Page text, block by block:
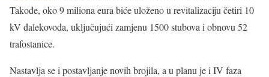
Takođe, oko 9 miliona eura biće uloženo u revitalizaciju četiri 10
kV dalekovoda, uključujući zamjenu 1500 stubova i obnovu 52
trafostanice.
Nastavlja se i postavljanje novih brojila, a u planu je i IV faza